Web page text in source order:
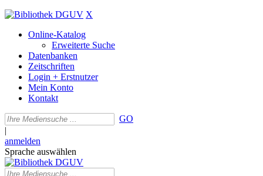
X
Online-Katalog
Erweiterte Suche
Datenbanken
Zeitschriften
Login + Erstnutzer
Mein Konto
Kontakt
GO
|
anmelden
Sprache auswählen